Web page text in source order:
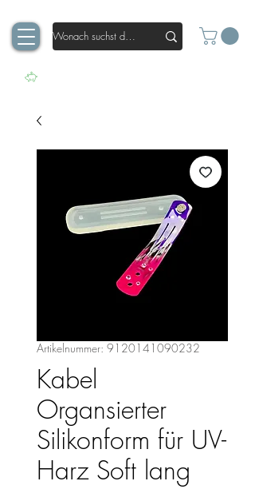
Artikelnummer: 9120141090232
Kabel
Organsierter
Silikonform für UV-
Harz Soft lang